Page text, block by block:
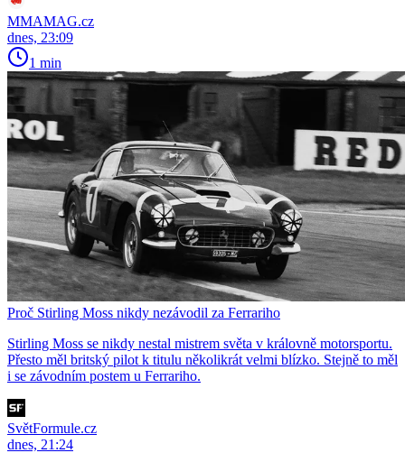
MMAMAG.cz
dnes, 23:09
1 min
Proč Stirling Moss nikdy nezávodil za Ferrariho
Stirling Moss se nikdy nestal mistrem světa v královně motorsportu.
Přesto měl britský pilot k titulu několikrát velmi blízko. Stejně to měl
i se závodním postem u Ferrariho.
SvětFormule.cz
dnes, 21:24